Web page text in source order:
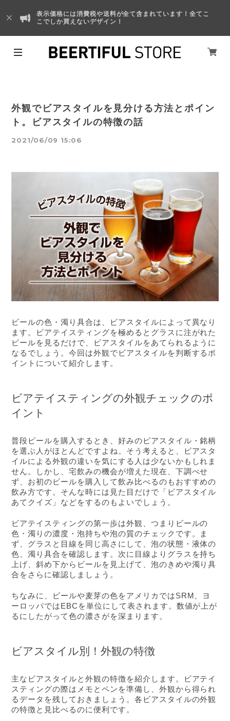
表示価格には消費税や送料が全て含まれています！全てこ
こでしか買えないデザイン！
外観でビアスタイルを見分ける方法とポイン
ト。ビアスタイルの特徴の話
2021/06/09 15:06
ビールの色・濁り具合は、ビアスタイルによって異なり
ます。ビアテイスティングを極めるとグラスに注がれた
ビールを見るだけで、ビアスタイルをあてられるように
なるでしょう。今回は外観でビアスタイルを判断するポ
イントについて紹介します。
ビアテイスティングの外観チェックのポ
イント
普段ビールを購入するとき、好みのビアスタイル・銘柄
を選ぶ人がほとんどですよね。そう考えると、ビアスタ
イルによる外観の違いを気にする人は少ないかもしれま
せん。しかし、宅飲みの機会が増えた現在、下調べせ
ず、お初のビールを購入して飲み比べるのもおすすめの
飲み方です。そんな時には見た目だけで「ビアスタイル
あてクイズ」などをするのもよいでしょう。
ビアテイスティングの第一歩は外観、つまりビールの
色・濁りの濃度・泡持ちや泡の質のチェックです。ま
ず、グラスと目線を同じ高さにして、泡の状態・液体の
色、濁り具合を確認します。次に目線よりグラスを持ち
上げ、斜め下からビールを見上げて、泡のきめや濁り具
合をさらに確認しましょう。
ちなみに、ビールや麦芽の色をアメリカではSRM、ヨ
ーロッパではEBCを単位にして表されます。数値が上が
るにしたがって色の濃さがを深まります。
ビアスタイル別！外観の特徴
主なビアスタイルと外観の特徴を紹介します。ビアテイ
スティングの際はメモとペンを準備し、外観から得られ
るデータを残しておきましょう。各ビアスタイルの外観
の特徴と見比べるのに便利です。